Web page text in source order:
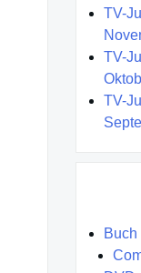
TV-
TV-
TV-
Buch